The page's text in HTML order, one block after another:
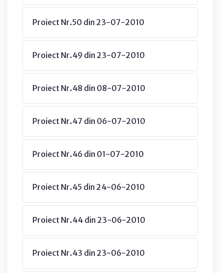
Proiect Nr.50 din 23-07-2010
Proiect Nr.49 din 23-07-2010
Proiect Nr.48 din 08-07-2010
Proiect Nr.47 din 06-07-2010
Proiect Nr.46 din 01-07-2010
Proiect Nr.45 din 24-06-2010
Proiect Nr.44 din 23-06-2010
Proiect Nr.43 din 23-06-2010